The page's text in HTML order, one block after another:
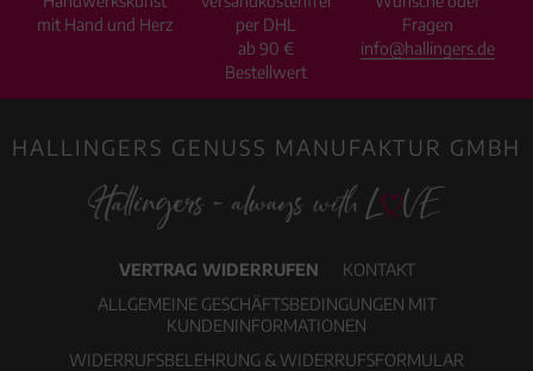
mit Hand und Herz
per DHL
ab 90 €
Bestellwert
Fragen
info@hallingers.de
HALLINGERS GENUSS MANUFAKTUR GMBH
VERTRAG WIDERRUFEN
KONTAKT
ALLGEMEINE GESCHÄFTSBEDINGUNGEN MIT
KUNDENINFORMATIONEN
WIDERRUFSBELEHRUNG & WIDERRUFSFORMULAR